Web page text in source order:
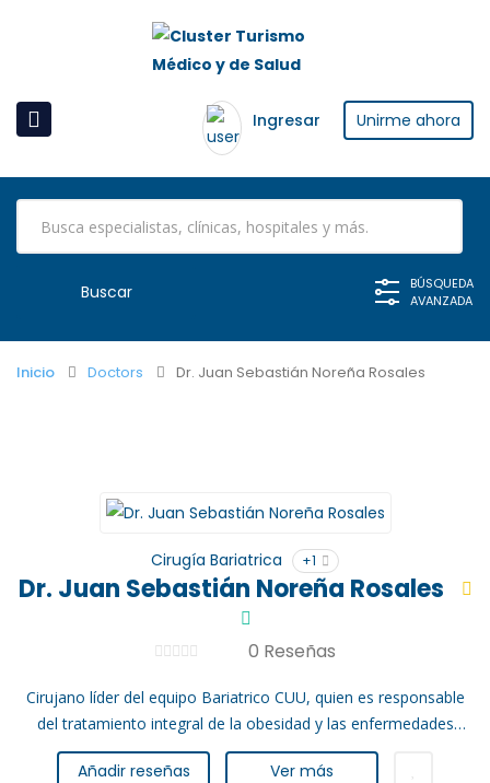
Ingresar Unirme ahora
BÚSQUEDA
AVANZADA
Inicio Doctors Dr. Juan Sebastián Noreña Rosales
Cirugía Bariatrica +1
Dr. Juan Sebastián Noreña Rosales
0 Reseñas
Cirujano líder del equipo Bariatrico CUU, quien es responsable
del tratamiento integral de la obesidad y las enfermedades
metabólicas.
Añadir reseñas Ver más